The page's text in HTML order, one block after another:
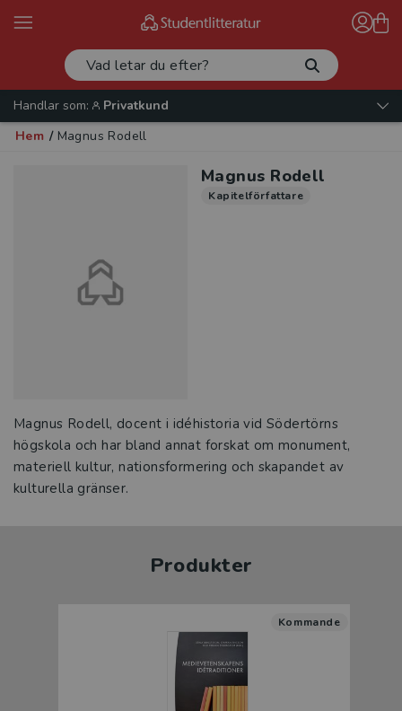
Handlar som:
Privatkund
Hem / Magnus Rodell
Magnus Rodell
Kapitelförfattare
Magnus Rodell, docent i idéhistoria vid Södertörns
högskola och har bland annat forskat om monument,
materiell kultur, nationsformering och skapandet av
kulturella gränser.
Produkter
Kommande